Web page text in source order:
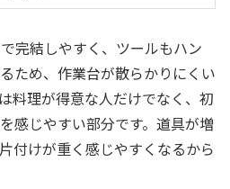
完結しやすく、ツールもハン
ため、作業台が散らかりにくい
料理が得意な人だけでなく、初
感じやすい部分です。道具が増
付けが重く感じやすくなるから